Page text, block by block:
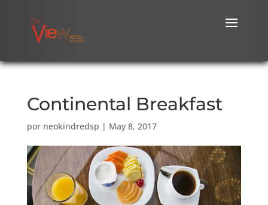
Continental Breakfast
por neokindredsp | May 8, 2017